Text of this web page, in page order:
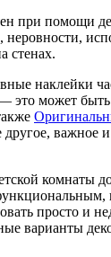
при помощи
неровности,
стенах.
наклейки
может быть
важное
комнаты
просто и
варианты